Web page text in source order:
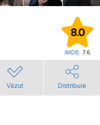
8.0
IMDB: 7.6
Văzut Distribuie